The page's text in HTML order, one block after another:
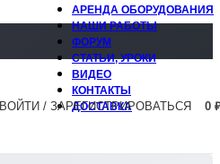
АРЕНДА ОБОРУДОВАНИЯ
НАШИ РАБОТЫ
ФОРУМ
СТАТЬИ, УРОКИ
ВИДЕО
КОНТАКТЫ
ДОСТАВКА
ВОЙТИ / ЗАРЕГИСТРИРОВАТЬСЯ 0